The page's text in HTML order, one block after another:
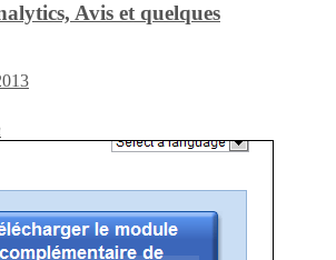
Avis et quelques